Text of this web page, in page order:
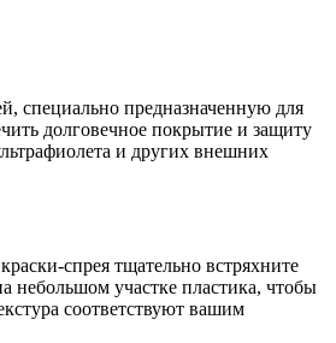
специально предназначенную для
долговечное покрытие и защиту
и других внешних
спрея тщательно встряхните
небольшом участке пластика, чтобы
соответствуют вашим